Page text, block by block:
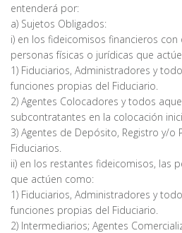
entenderá por:
a) Sujetos Obligados:
i) en los fideicomisos financieros
personas físicas o jurídicas que
1) Fiduciarios, Administradores y
funciones propias del Fiduciario.
2) Agentes Colocadores y todos
subcontratantes en la colocación
3) Agentes de Depósito, Registro y/o
Fiduciarios.
ii) en los restantes fideicomisos, las
que actúen como:
1) Fiduciarios, Administradores y
funciones propias del Fiduciario.
2) Intermediarios; Agentes